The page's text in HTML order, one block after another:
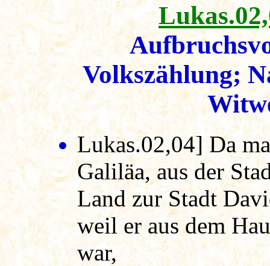
Volkszählung;
Lukas.02,04] Da
Galiläa, aus der
Land zur Stadt
weil er aus dem
war,